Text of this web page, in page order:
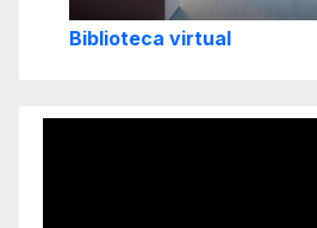
Biblioteca virtual